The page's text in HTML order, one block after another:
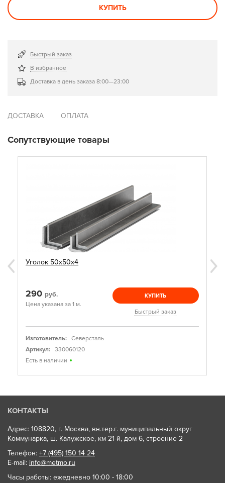
КУПИТЬ
Быстрый заказ
В избранное
Доставка в день заказа 8:00—23:00
ДОСТАВКА ОПЛАТА
Сопутствующие товары
Уголок 50х50х4
290 руб.
Цена указана за 1 м.
КУПИТЬ
Быстрый заказ
Изготовитель:
Северсталь
Артикул:
330060120
Есть в наличии
КОНТАКТЫ
Адрес: 108820, г. Москва, вн.тер.г. муниципальный округ
Коммунарка, ш. Калужское, км 21-й, дом 6, строение 2
Телефон: +7 (495) 150 14 24
E-mail: info@metmo.ru
Часы работы: ежедневно 10:00 - 18:00